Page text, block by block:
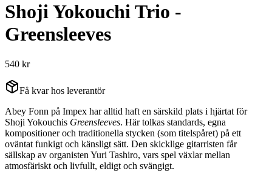
Shoji Yokouchi Trio -
Greensleeves
540 kr
Få kvar hos leverantör
Abey Fonn på Impex har alltid haft en särskild plats i hjärtat för
Shoji Yokouchis Greensleeves. Här tolkas standards, egna
kompositioner och traditionella stycken (som titelspåret) på ett
oväntat funkigt och känsligt sätt. Den skicklige gitarristen får
sällskap av organisten Yuri Tashiro, vars spel växlar mellan
atmosfäriskt och livfullt, eldigt och svängigt.